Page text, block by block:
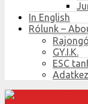
In English
Rólunk –
GY.I.K.
ESC